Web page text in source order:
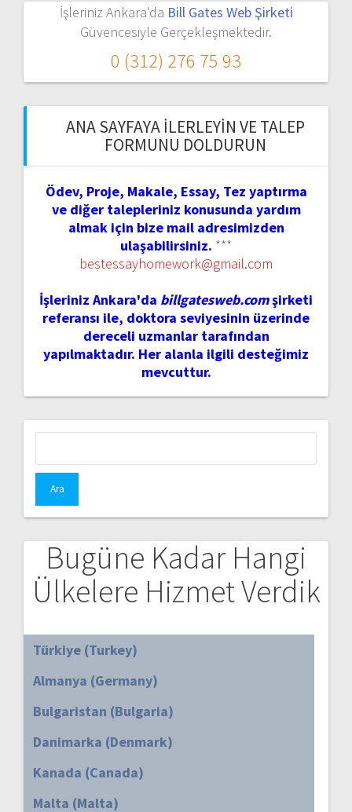
İşleriniz Ankara'da Bill Gates Web Şirketi
Güvencesiyle Gerçekleşmektedir.
0 (312) 276 75 93
ANA SAYFAYA İLERLEYIN VE TALEP
FORMUNU DOLDURUN
Ödev, Proje, Makale, Essay, Tez yaptırma
ve diğer talepleriniz konusunda yardım
almak için bize mail adresimizden
ulaşabilirsiniz. ***
bestessayhomework@gmail.com
İşleriniz Ankara'da billgatesweb.comşirketi
referansı ile, doktora seviyesinin üzerinde
dereceli uzmanlar tarafından
yapılmaktadır. Her alanla ilgili desteğimiz
mevcuttur.
Bugüne Kadar Hangi
Ülkelere Hizmet Verdik
Türkiye (Turkey)
Almanya (Germany)
Bulgaristan (Bulgaria)
Danimarka (Denmark)
Kanada (Canada)
Malta (Malta)